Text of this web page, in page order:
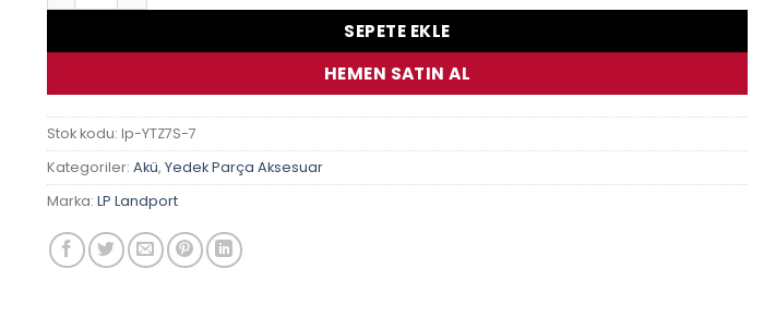
SEPETE EKLE
HEMEN SATIN AL
Stok kodu: lp-YTZ7S-7
Kategoriler: Akü, Yedek Parça Aksesuar
Marka: LP Landport